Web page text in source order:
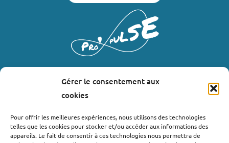
Gérer le consentement aux
cookies
Pour offrir les meilleures expériences, nous utilisons des technologies
telles que les cookies pour stocker et/ou accéder aux informations des
appareils. Le fait de consentir à ces technologies nous permettra de
Où nous trouver ?
Bollène